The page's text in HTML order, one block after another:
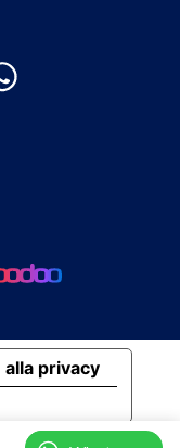
privacy